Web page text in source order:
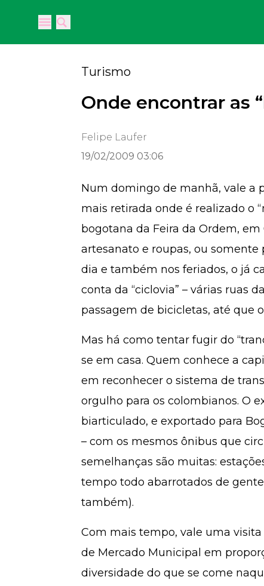
Open main menu
Open main menu
Turismo
Onde encontrar as
Felipe Laufer
19/02/2009 03:06
Num domingo de manhã, vale a
mais retirada onde é realizado o
bogotana da Feira da Ordem,
artesanato e roupas, ou somente
dia e também nos feriados, o já
conta da “ciclovia” – várias ruas
passagem de bicicletas, até que
Mas há como tentar fugir do
se em casa. Quem conhece a
em reconhecer o sistema de
orgulho para os colombianos. O
biarticulado, e exportado para
– com os mesmos ônibus que
semelhanças são muitas:
tempo todo abarrotados de
também).
Com mais tempo, vale uma
de Mercado Municipal em
diversidade do que se come